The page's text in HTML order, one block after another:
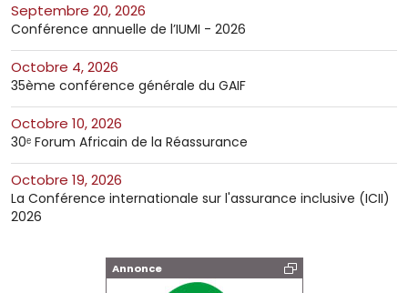
septembre 20, 2026
Conférence annuelle de l’IUMI - 2026
octobre 4, 2026
35ème conférence générale du GAIF
octobre 10, 2026
30ᵉ Forum Africain de la Réassurance
octobre 19, 2026
La Conférence internationale sur l'assurance inclusive (ICII)
2026
Annonce